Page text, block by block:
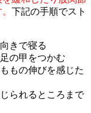
下記の手順でスト
きで寝る
の甲をつかむ
もの伸びを感じた
られるところまで